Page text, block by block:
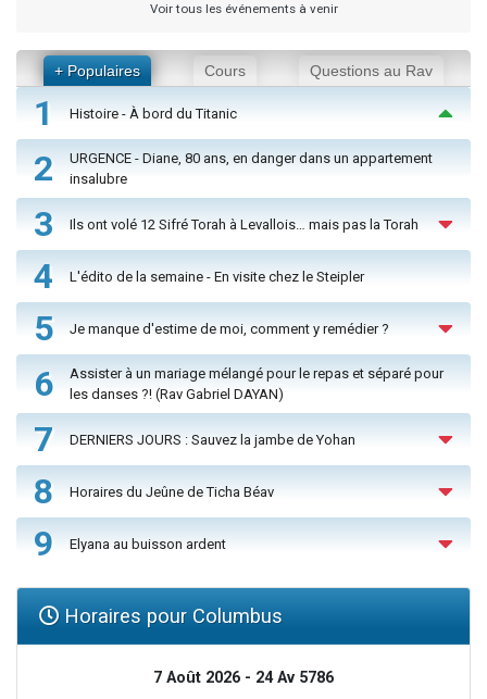
Voir tous les événements à venir
+ Populaires Cours Questions au Rav
1 Histoire - À bord du Titanic
2
URGENCE - Diane, 80 ans, en danger dans un appartement
insalubre
3 Ils ont volé 12 Sifré Torah à Levallois… mais pas la Torah
4 L'édito de la semaine - En visite chez le Steipler
5 Je manque d'estime de moi, comment y remédier ?
6
Assister à un mariage mélangé pour le repas et séparé pour
les danses ?! (Rav Gabriel DAYAN)
7 DERNIERS JOURS : Sauvez la jambe de Yohan
8 Horaires du Jeûne de Ticha Béav
9 Elyana au buisson ardent
Horaires pour Columbus
7 Août 2026 - 24 Av 5786